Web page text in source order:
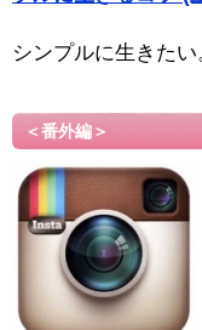
シンプルに生きた
＜番外編＞